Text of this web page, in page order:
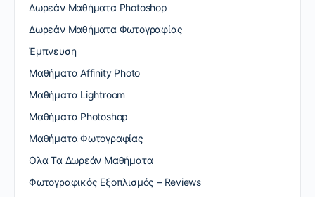
Δωρεάν Μαθήματα Photoshop
Δωρεάν Μαθήματα Φωτογραφίας
Έμπνευση
Μαθήματα Affinity Photo
Μαθήματα Lightroom
Μαθήματα Photoshop
Μαθήματα Φωτογραφίας
Ολα Τα Δωρεάν Μαθήματα
Φωτογραφικός Εξοπλισμός – Reviews